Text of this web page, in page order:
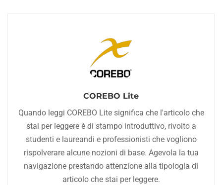
COREBO Lite
Quando leggi COREBO Lite significa che l'articolo che
stai per leggere è di stampo introduttivo, rivolto a
studenti e laureandi e professionisti che vogliono
rispolverare alcune nozioni di base. Agevola la tua
navigazione prestando attenzione alla tipologia di
articolo che stai per leggere.